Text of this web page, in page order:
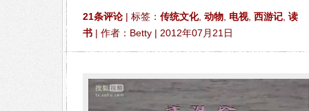
21条评论 | 标签： 传统文化, 动物 电视, 西游记 读
书 | 作者：Betty | 2012年07月21日